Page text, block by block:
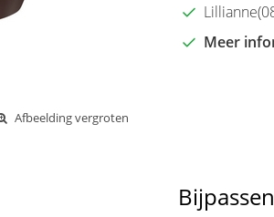
Afbeelding vergroten
Meer